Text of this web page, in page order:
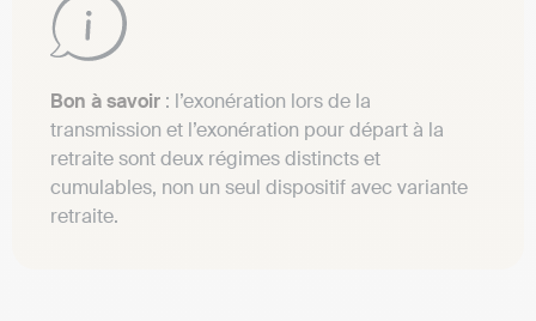
Bon à savoir : l’exonération lors de la
transmission et l’exonération pour départ à la
retraite sont deux régimes distincts et
cumulables, non un seul dispositif avec variante
retraite.